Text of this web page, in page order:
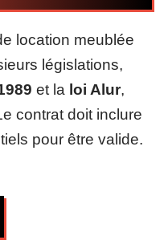
location meublée
législations,
et la loi Alur,
contrat doit inclure
pour être valide.